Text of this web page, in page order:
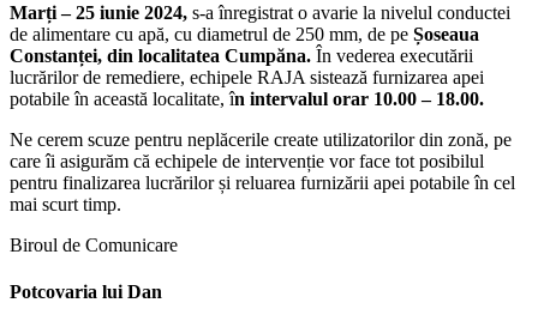
Marți – 25 iunie 2024, s-a înregistrat o avarie la nivelul conductei
de alimentare cu apă, cu diametrul de 250 mm, de pe Șoseaua
Constanței, din localitatea Cumpăna. În vederea executării
lucrărilor de remediere, echipele RAJA sistează furnizarea apei
potabile în această localitate, în intervalul orar 10.00 – 18.00.
Ne cerem scuze pentru neplăcerile create utilizatorilor din zonă, pe
care îi asigurăm că echipele de intervenție vor face tot posibilul
pentru finalizarea lucrărilor și reluarea furnizării apei potabile în cel
mai scurt timp.
Biroul de Comunicare
Potcovaria lui Dan